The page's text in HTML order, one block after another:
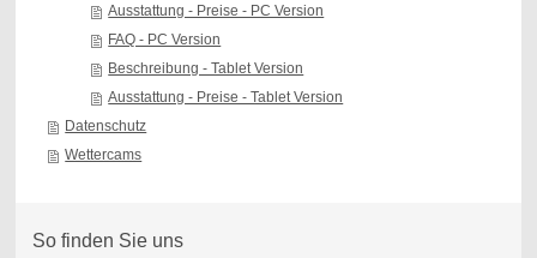
Ausstattung - Preise - PC Version
FAQ - PC Version
Beschreibung - Tablet Version
Ausstattung - Preise - Tablet Version
Datenschutz
Wettercams
So finden Sie uns